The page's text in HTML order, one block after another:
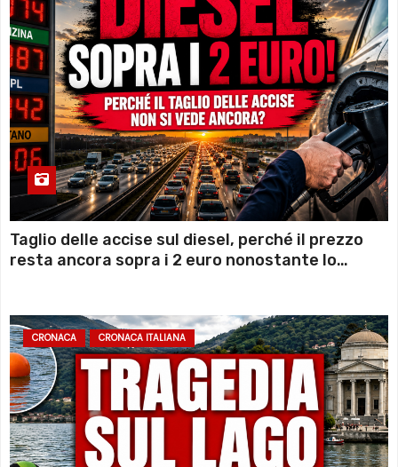
Taglio delle accise sul diesel, perché il prezzo
resta ancora sopra i 2 euro nonostante lo
CRONACA CRONACA ITALIANA